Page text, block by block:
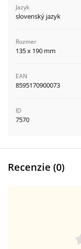
Jazyk
slovenský jazyk
Rozmer
135 x 190 mm
EAN
8595170900073
ID
7570
Recenzie (0)